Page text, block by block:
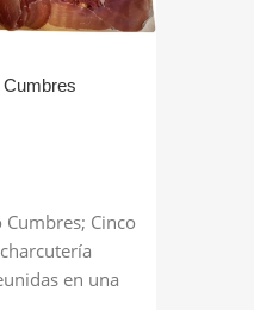
Cumbres
Cumbres; Cinco
en una